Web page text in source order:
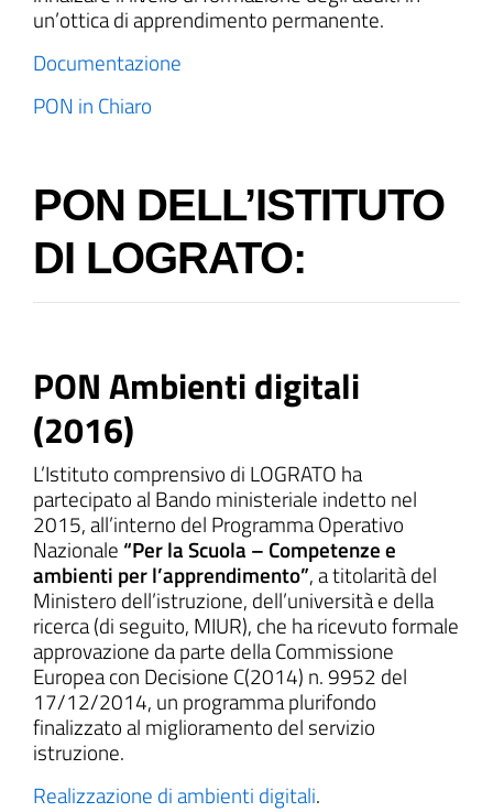
un’ottica di apprendimento permanente.
Documentazione
PON in Chiaro
PON DELL’ISTITUTO
DI LOGRATO:
PON Ambienti digitali
(2016)
L’Istituto comprensivo di LOGRATO ha
partecipato al Bando ministeriale indetto nel
2015, all’interno del Programma Operativo
Nazionale “Per la Scuola – Competenze e
ambienti per l’apprendimento”, a titolarità del
Ministero dell’istruzione, dell’università e della
ricerca (di seguito, MIUR), che ha ricevuto formale
approvazione da parte della Commissione
Europea con Decisione C(2014) n. 9952 del
17/12/2014, un programma plurifondo
finalizzato al miglioramento del servizio
istruzione.
Realizzazione di ambienti digitali.